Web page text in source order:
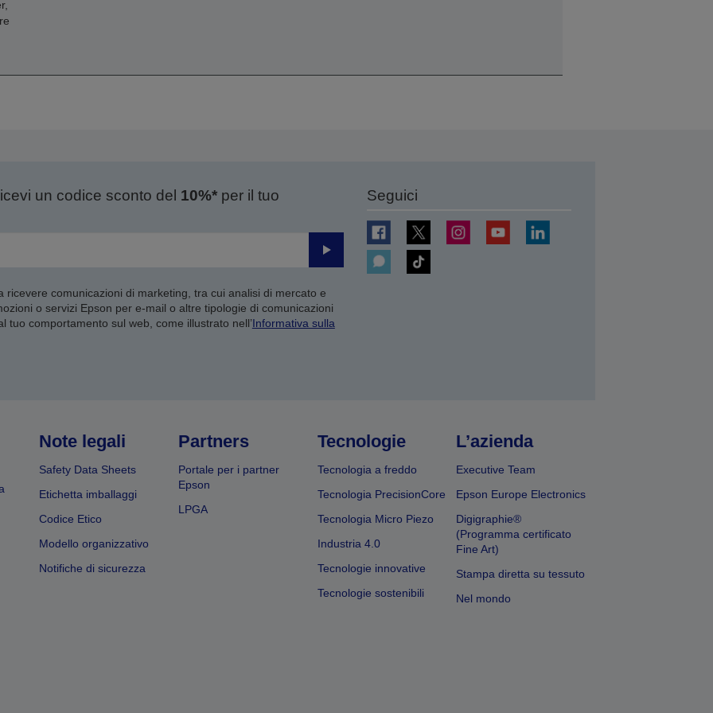
un codice sconto del 10%*per il tuo
Invia
comunicazioni di marketing, tra cui analisi di mercato e
o servizi Epson per e-mail o altre tipologie di comunicazioni
comportamento sul web, come illustrato nell’Informativa sulla
Seguici
Note legali
Safety Data Sheets
Etichetta imballaggi
Codice Etico
Modello organizzativo
Notifiche di sicurezza
Partners
Portale per i partner
Epson
LPGA
Tecnologie
Tecnologia a freddo
Tecnologia PrecisionCore
Tecnologia Micro Piezo
Industria 4.0
Tecnologie innovative
Tecnologie sostenibili
L’azienda
Executive Team
Epson Europe Electronics
Digigraphie®
(Programma certificato
Fine Art)
Stampa diretta su tessuto
Nel mondo